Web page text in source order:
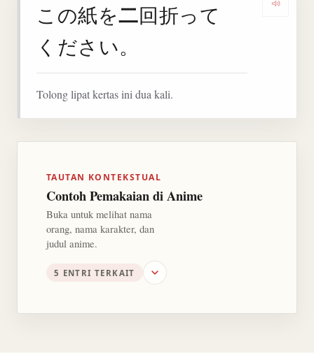
この紙を二回折って
ください。
Tolong lipat kertas ini dua kali.
TAUTAN KONTEKSTUAL
Contoh Pemakaian di Anime
Buka untuk melihat nama
orang, nama karakter, dan
judul anime.
5 ENTRI TERKAIT